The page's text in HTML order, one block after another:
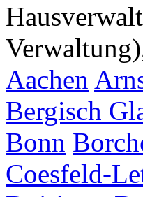
Aachen
Bergisch
Bonn
Coesfeld-